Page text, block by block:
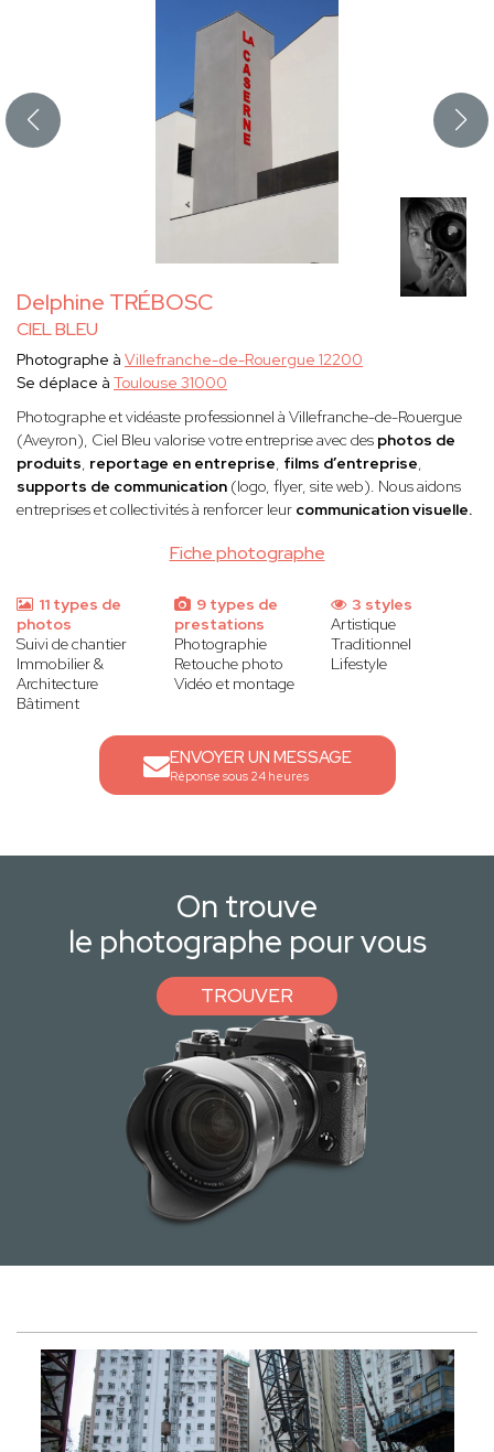
Delphine TRÉBOSC
CIEL BLEU
Fiche photographe
Photographe à Villefranche-de-Rouergue 12200
Se déplace à Toulouse 31000
Photographe et vidéaste professionnel à Villefranche-de-Rouergue
(Aveyron), Ciel Bleu valorise votre entreprise avec des photos de
produits, reportage en entreprise, films d’entreprise,
supports de communication (logo, flyer, site web). Nous aidons
entreprises et collectivités à renforcer leur communication visuelle.
11 types de
photos
Suivi de chantier
Immobilier &
Architecture
Bâtiment
9 types de
prestations
Photographie
Retouche photo
Vidéo et montage
3 styles
Artistique
Traditionnel
Lifestyle
ENVOYER UN MESSAGE
Réponse sous 24 heures
On trouve
le photographe pour vous
TROUVER